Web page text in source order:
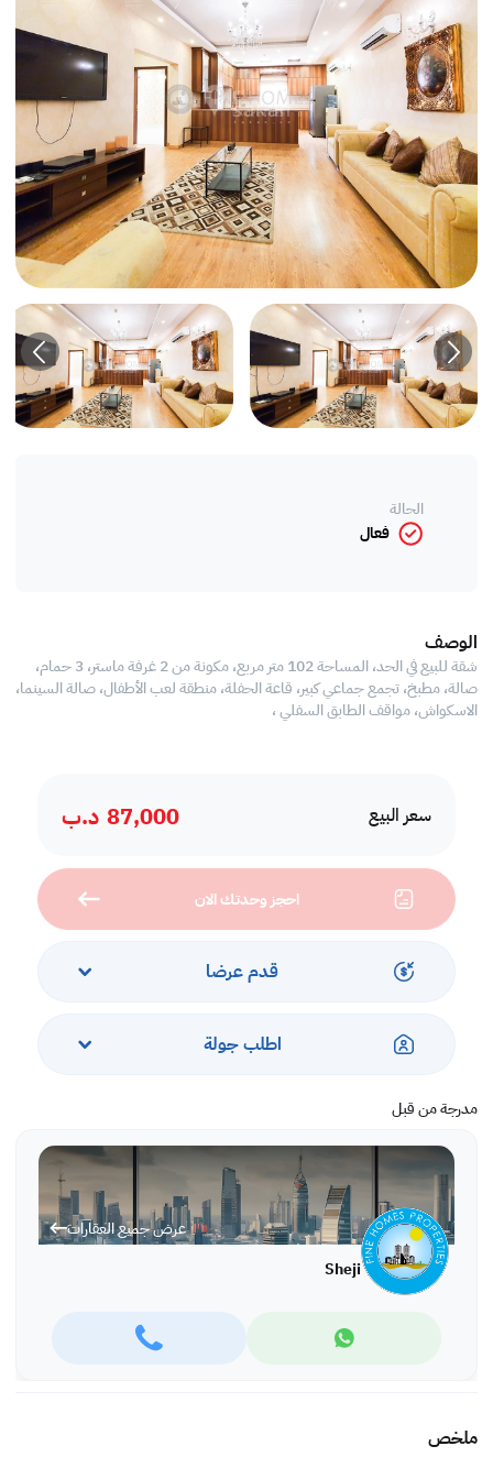
سعر البيع 87,000 د.ب
احجز وحدتك الان
قدم عرضا
اطلب جولة
مدرجة من قبل
عرض جميع العقارات
Sheji
الحالة
فعال
الوصف
شقة للبيع في الحد، المساحة 102 متر مربع، مكونة من 2 غرفة ماستر، 3 حمام،
صالة، مطبخ، تجمع جماعي كبير، قاعة الحفلة، منطقة لعب الأطفال، صالة السينما،
الاسكواش، مواقف الطابق السفلي ،
ملخص